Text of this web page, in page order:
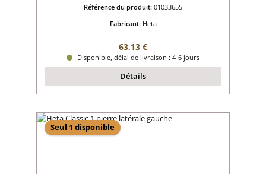
Référence du produit: 01033655
Fabricant: Heta
Prix régulier :
63,13 €
Disponible, délai de livraison : 4-6 jours
Détails
Seul 1 disponible